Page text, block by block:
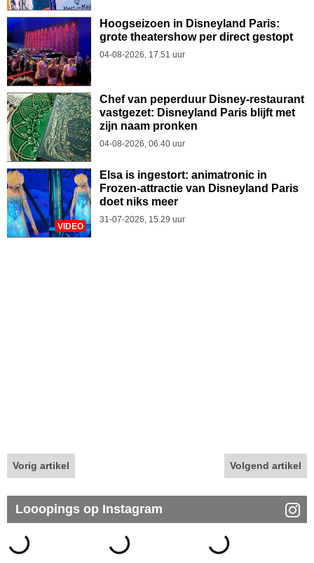
Hoogseizoen in Disneyland Paris:
grote theatershow per direct gestopt
04-08-2026, 17.51 uur
Chef van peperduur Disney-restaurant
vastgezet: Disneyland Paris blijft met
zijn naam pronken
04-08-2026, 06.40 uur
VIDEO
Elsa is ingestort: animatronic in
Frozen-attractie van Disneyland Paris
doet niks meer
31-07-2026, 15.29 uur
Vorig artikel Volgend artikel
Looopings op Instagram